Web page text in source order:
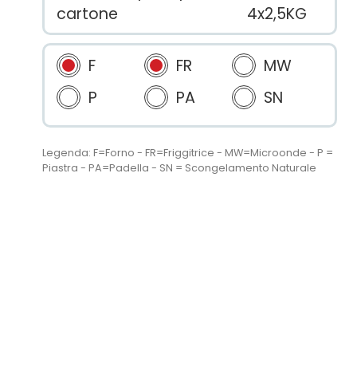
cartone
4x2,5KG
F FR
MW
P
PA SN
Legenda: F=Forno - FR=Friggitrice - MW=Microonde - P =
Piastra - PA=Padella - SN = Scongelamento Naturale